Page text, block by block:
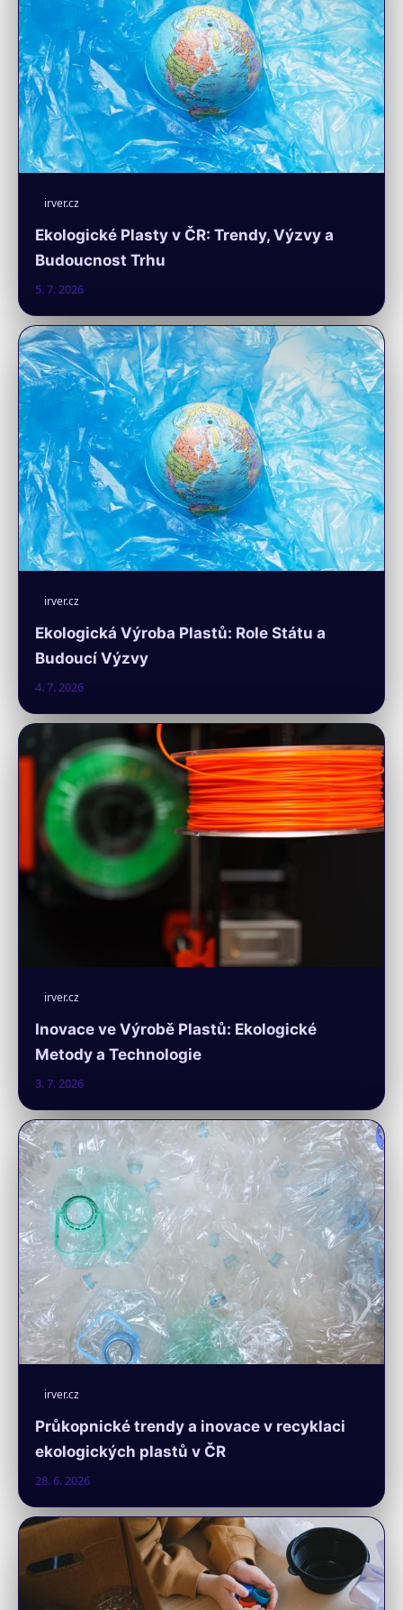
irver.cz
Ekologické Plasty v ČR: Trendy, Výzvy a
Budoucnost Trhu
5. 7. 2026
irver.cz
Ekologická Výroba Plastů: Role Státu a
Budoucí Výzvy
4. 7. 2026
irver.cz
Inovace ve Výrobě Plastů: Ekologické
Metody a Technologie
3. 7. 2026
irver.cz
Průkopnické trendy a inovace v recyklaci
ekologických plastů v ČR
28. 6. 2026